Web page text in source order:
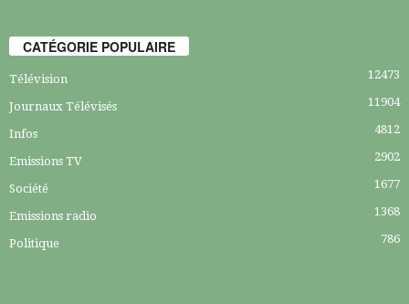
CATÉGORIE POPULAIRE
Télévision 12473
Journaux Télévisés 11904
Infos 4812
Emissions TV 2902
Société 1677
Emissions radio 1368
Politique 786